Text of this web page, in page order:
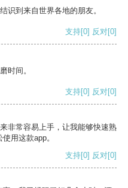
识到来自世界各地的朋友。
支持[0] 反对[0]
时间。
支持[0] 反对[0]
非常容易上手，让我能够快速熟
用这款app。
支持[0] 反对[0]